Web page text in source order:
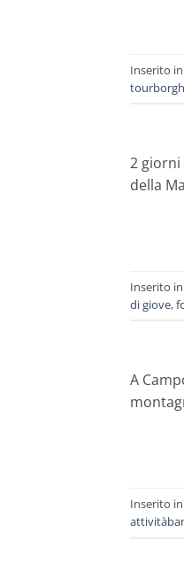
Inserito in
2 giorni
della
Inserito in
di giove,
A
Inserito in